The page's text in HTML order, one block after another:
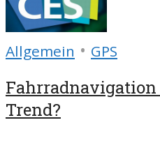
Allgemein • GPS
Trend?